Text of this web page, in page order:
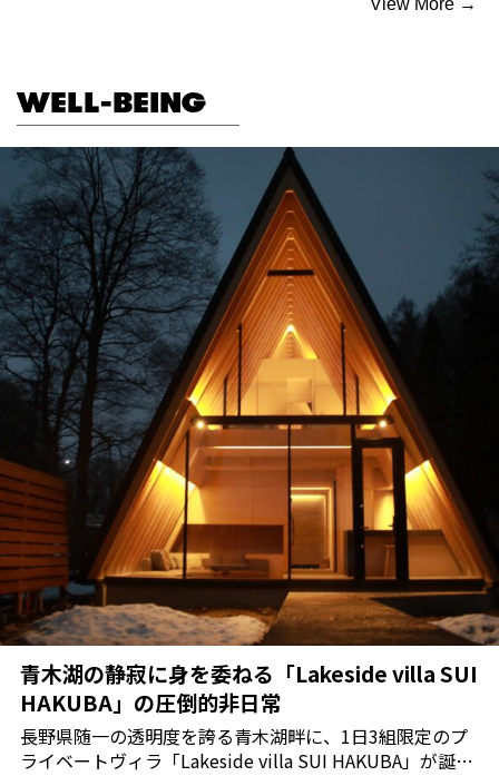
View More →
WELL-BEING
青木湖の静寂に身を委ねる「Lakeside villa SUI
HAKUBA」の圧倒的非日常
長野県随一の透明度を誇る青木湖畔に、1日3組限定のプ
ライベートヴィラ「Lakeside villa SUI HAKUBA」が誕